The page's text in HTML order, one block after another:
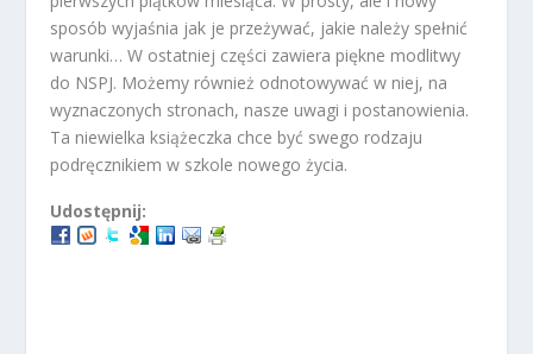
sposób wyjaśnia jak je przeżywać, jakie należy spełnić
warunki… W ostatniej części zawiera piękne modlitwy
do NSPJ. Możemy również odnotowywać w niej, na
wyznaczonych stronach, nasze uwagi i postanowienia.
Ta niewielka książeczka chce być swego rodzaju
podręcznikiem w szkole nowego życia.
Udostępnij: